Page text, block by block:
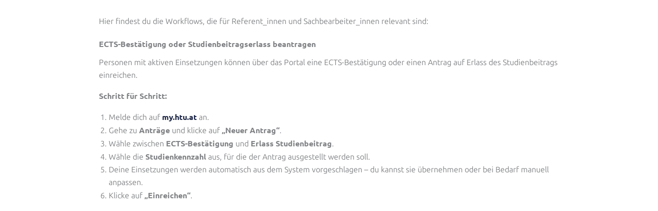
Hier findest du die Workflows, die für Referent_innen und Sachbearbeiter_innen relevant sind:
ECTS-Bestätigung oder Studienbeitragserlass beantragen
Personen mit aktiven Einsetzungen können über das Portal eine ECTS-Bestätigung oder einen Antrag auf Erlass des Studienbeitrags
einreichen.
Schritt für Schritt:
Melde dich auf my.htu.at an.
Gehe zu Anträge und klicke auf „Neuer Antrag“.
Wähle zwischen ECTS-Bestätigung und Erlass Studienbeitrag.
Wähle die Studienkennzahl aus, für die der Antrag ausgestellt werden soll.
Deine Einsetzungen werden automatisch aus dem System vorgeschlagen – du kannst sie übernehmen oder bei Bedarf manuell
anpassen.
Klicke auf „Einreichen“.